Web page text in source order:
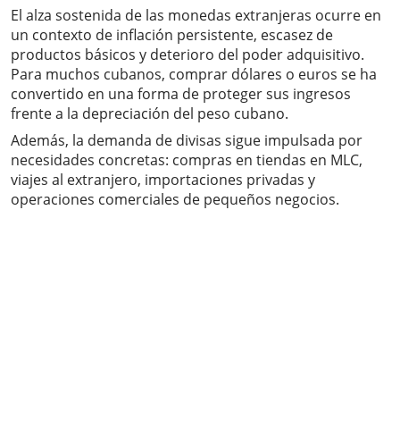
El alza sostenida de las monedas extranjeras ocurre en
un contexto de inflación persistente, escasez de
productos básicos y deterioro del poder adquisitivo.
Para muchos cubanos, comprar dólares o euros se ha
convertido en una forma de proteger sus ingresos
frente a la depreciación del peso cubano.
Además, la demanda de divisas sigue impulsada por
necesidades concretas: compras en tiendas en MLC,
viajes al extranjero, importaciones privadas y
operaciones comerciales de pequeños negocios.